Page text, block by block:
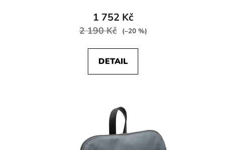
1 752 Kč
2 190 Kč (–20 %)
DETAIL